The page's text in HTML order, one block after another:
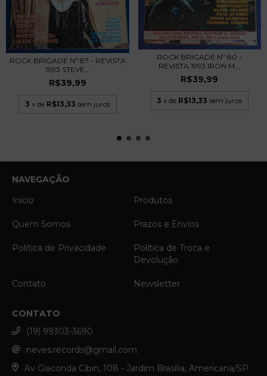
ROCK BRIGADE Nº 87 - REVISTA
1993 STEVE...
R$39,99
3 x de R$13,33 sem juros
ROCK BRIGADE Nº 80 -
REVISTA 1993 IRON M...
R$39,99
3 x de R$13,33 sem juros
NAVEGAÇÃO
Início
Produtos
Quem Somos Prazos e Envios
Política de Privacidade
Política de Troca e
Devolução
Contato Newsletter
CONTATO
(19) 99303-3690
neves.records@gmail.com
Av Giaconda Cibin, 108 - Jardim Brasilia, Americana/SP